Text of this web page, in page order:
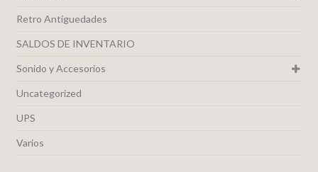
Retro Antiguedades
SALDOS DE INVENTARIO
Sonido y Accesorios
Uncategorized
UPS
Varios